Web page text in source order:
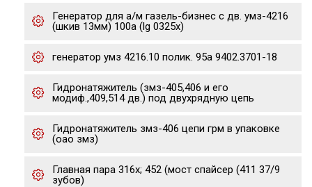
Генератор для а/м газель-бизнес с дв. умз-4216
(шкив 13мм) 100a (lg 0325x)
генератор умз 4216.10 полик. 95а 9402.3701-18
Гидронатяжитель (змз-405,406 и его
модиф.,409,514 дв.) под двухрядную цепь
Гидронатяжитель змз-406 цепи грм в упаковке
(оао змз)
Главная пара 316х; 452 (мост спайсер (411 37/9
зубов)